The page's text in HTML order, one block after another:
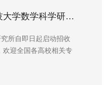
2027研招 |上海科技大学数学科学研究所接收2027年入学推免生通知
所自即日起启动招收
欢迎全国各高校相关专